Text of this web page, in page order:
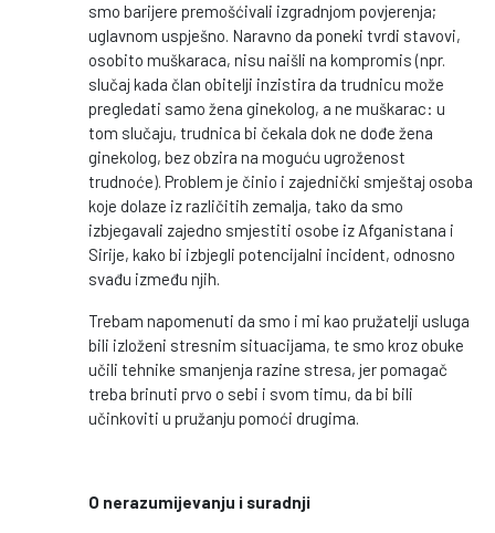
smo barijere premošćivali izgradnjom povjerenja;
uglavnom uspješno. Naravno da poneki tvrdi stavovi,
osobito muškaraca, nisu naišli na kompromis (npr.
slučaj kada član obitelji inzistira da trudnicu može
pregledati samo žena ginekolog, a ne muškarac: u
tom slučaju, trudnica bi čekala dok ne dođe žena
ginekolog, bez obzira na moguću ugroženost
trudnoće). Problem je činio i zajednički smještaj osoba
koje dolaze iz različitih zemalja, tako da smo
izbjegavali zajedno smjestiti osobe iz Afganistana i
Sirije, kako bi izbjegli potencijalni incident, odnosno
svađu između njih.
Trebam napomenuti da smo i mi kao pružatelji usluga
bili izloženi stresnim situacijama, te smo kroz obuke
učili tehnike smanjenja razine stresa, jer pomagač
treba brinuti prvo o sebi i svom timu, da bi bili
učinkoviti u pružanju pomoći drugima.
O nerazumijevanju i suradnji